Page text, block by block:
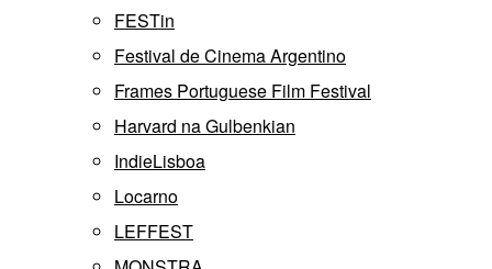
FESTin
Festival de Cinema Argentino
Frames Portuguese Film Festival
Harvard na Gulbenkian
IndieLisboa
Locarno
LEFFEST